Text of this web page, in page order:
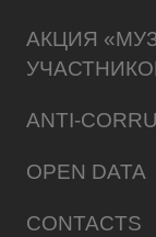
АКЦИЯ
ANTI-
OPEN DATA
CONTACTS